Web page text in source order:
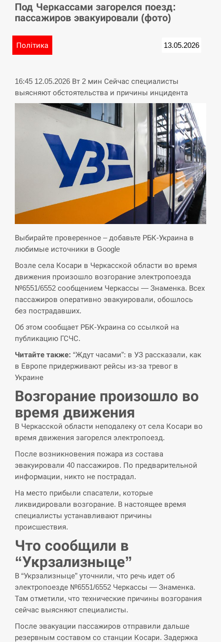
15:40
У Німеччині удар блискавки розділив навпіл
місто в Баварії
СЕРПЕНЬ
Іспанія попросила партнерів не критикувати
Марокко через міграційну кризу –…
СЕРПЕНЬ
РФ провела новий раунд таємних зустрічей з
Європою щодо війни…
СЕРПЕНЬ
14:53
Экс-послу в США Стефанишиной вручили новое
подозрение и избирают меру…
СЕРПЕНЬ
У Росії розгортається ракетний підрозділ КНДР –
Reuters
СЕРПЕНЬ
14:23
хотя у партнеров они…
СЕРПЕНЬ
У Румунії затоплять чотири баржі для
збільшення потоку води до…
СЕРПЕНЬ
13:53
В Москве пожаловались на “кратный рост” атак
дронов Украины
СЕРПЕНЬ
13:40
Біля українського літака в аеропорту Лейпцига
виявили дрон, ймовірно, з…
СЕРПЕНЬ
13:23
“Они должны быть уничтожены”: в МИДе
ответили, как отреагируют на…
СЕРПЕНЬ
13:10
Тайвань проводить найбільші військові
навчання на тлі загрози вторгнення з…
Под Черкассами загорелся поезд:
пассажиров эвакуировали (фото)
Політика 13.05.2026
16:45 12.05.2026 Вт 2 мин Сейчас специалисты
выясняют обстоятельства и причины инцидента
Выбирайте проверенное – добавьте РБК-Украина в
любимые источники в Google
Возле села Косари в Черкасской области во время
движения произошло возгорание электропоезда
№6551/6552 сообщением Черкассы — Знаменка. Всех
пассажиров оперативно эвакуировали, обошлось
без пострадавших.
Об этом сообщает РБК-Украина со ссылкой на
публикацию ГСЧС.
Читайте также: “Ждут часами”: в УЗ рассказали, как
в Европе придерживают рейсы из-за тревог в
Украине
Возгорание произошло во
время движения
В Черкасской области неподалеку от села Косари во
время движения загорелся электропоезд.
После возникновения пожара из состава
эвакуировали 40 пассажиров. По предварительной
информации, никто не пострадал.
На место прибыли спасатели, которые
ликвидировали возгорание. В настоящее время
специалисты устанавливают причины
происшествия.
Что сообщили в
“Укрзализныце”
В “Укрзализныце” уточнили, что речь идет об
электропоезде №6551/6552 Черкассы — Знаменка.
Там отметили, что технические причины возгорания
сейчас выясняют специалисты.
После эвакуации пассажиров отправили дальше
резервным составом со станции Косари. Задержка